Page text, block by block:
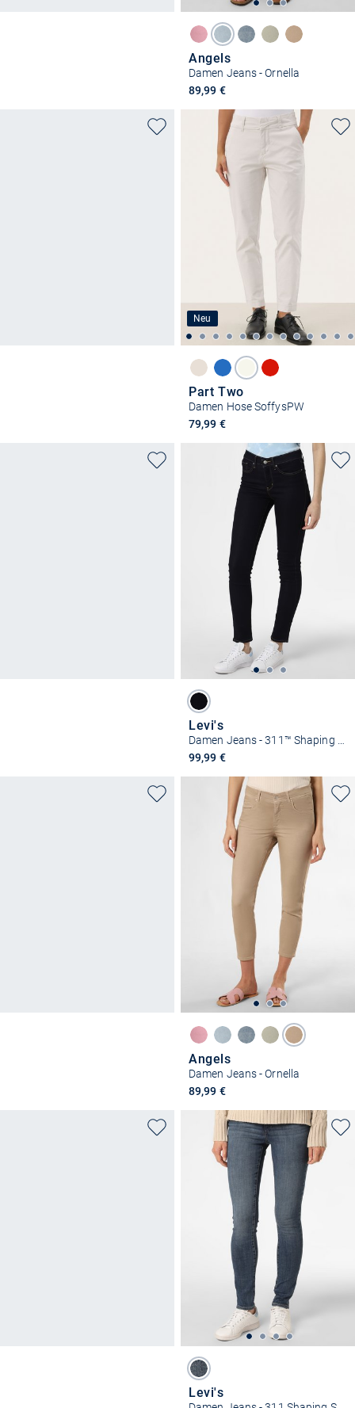
Angels
Damen Jeans - Ornella
89,99 €
Neu
Part Two
Damen Hose SoffysPW
79,99 €
Levi's
99,99 €
Angels
Damen Jeans - Ornella
89,99 €
Levi's